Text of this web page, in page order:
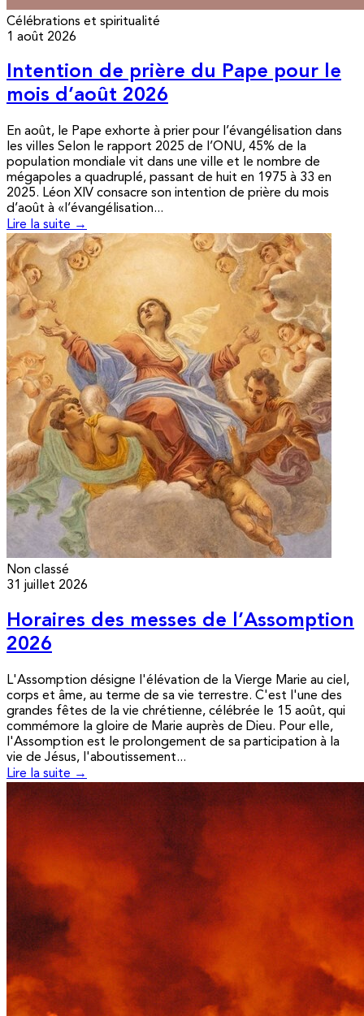
Célébrations et spiritualité
1 août 2026
Intention de prière du Pape pour le
mois d’août 2026
En août, le Pape exhorte à prier pour l’évangélisation dans
les villes Selon le rapport 2025 de l’ONU, 45% de la
population mondiale vit dans une ville et le nombre de
mégapoles a quadruplé, passant de huit en 1975 à 33 en
2025. Léon XIV consacre son intention de prière du mois
d’août à «l’évangélisation...
Lire la suite →
Non classé
31 juillet 2026
Horaires des messes de l’Assomption
2026
L'Assomption désigne l'élévation de la Vierge Marie au ciel,
corps et âme, au terme de sa vie terrestre. C'est l'une des
grandes fêtes de la vie chrétienne, célébrée le 15 août, qui
commémore la gloire de Marie auprès de Dieu. Pour elle,
l'Assomption est le prolongement de sa participation à la
vie de Jésus, l'aboutissement...
Lire la suite →